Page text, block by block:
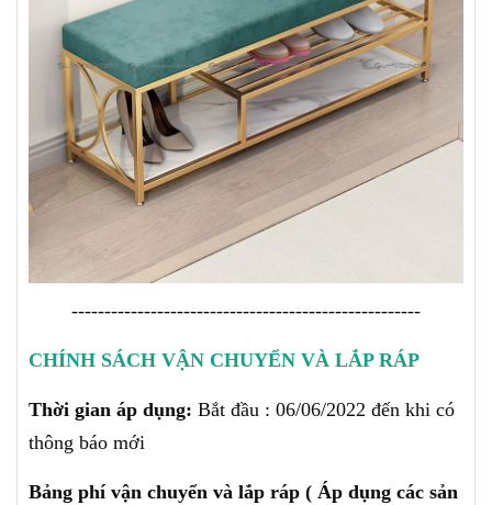
-----------------------------------------------------
CHÍNH SÁCH VẬN CHUYỂN VÀ LẮP RÁP
Thời gian áp dụng: Bắt đầu : 06/06/2022 đến khi có
thông báo mới
Bảng phí vận chuyển và lắp ráp ( Áp dụng các sản